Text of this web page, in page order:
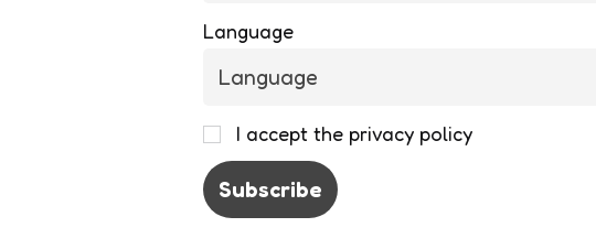
Language
I accept the privacy policy